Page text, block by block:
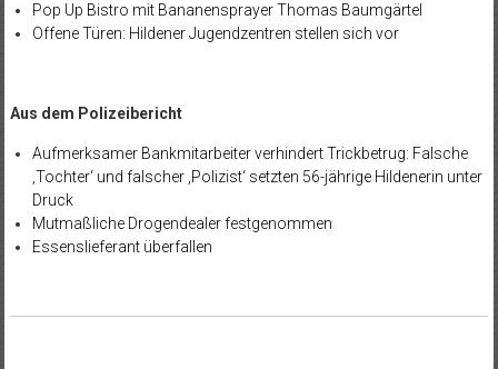
Pop Up Bistro mit Bananensprayer Thomas Baumgärtel
Offene Türen: Hildener Jugendzentren stellen sich vor
Aus dem Polizeibericht
Aufmerksamer Bankmitarbeiter verhindert Trickbetrug: Falsche
‚Tochter‘ und falscher ‚Polizist‘ setzten 56-jährige Hildenerin unter
Druck
Mutmaßliche Drogendealer festgenommen
Essenslieferant überfallen